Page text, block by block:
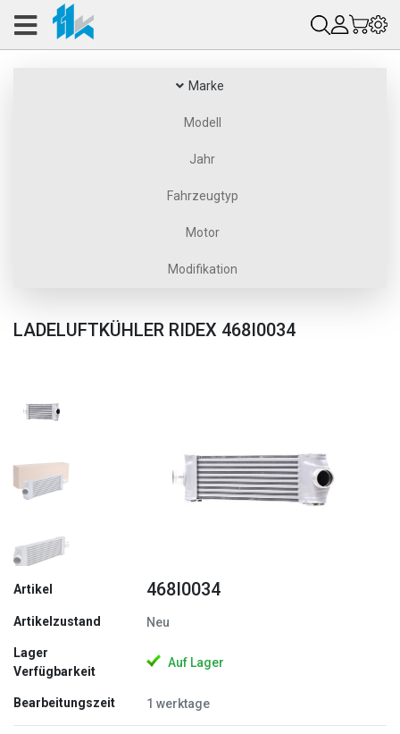
Marke
Modell
Jahr
Fahrzeugtyp
Motor
Modifikation
LADELUFTKÜHLER RIDEX 468I0034
Artikel 468I0034
Artikelzustand Neu
Lager
Verfügbarkeit
Auf Lager
Bearbeitungszeit 1 werktage